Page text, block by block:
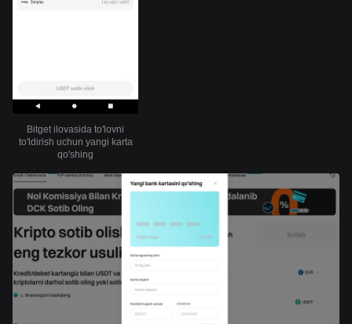
Bitget ilovasida to'lovni
to'ldirish uchun yangi karta
qo'shing